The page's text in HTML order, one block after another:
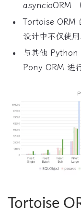
asyncioORM
Tortoise ORM
设计中不仅使
与其他 Python
Pony ORM 进
Tortoise